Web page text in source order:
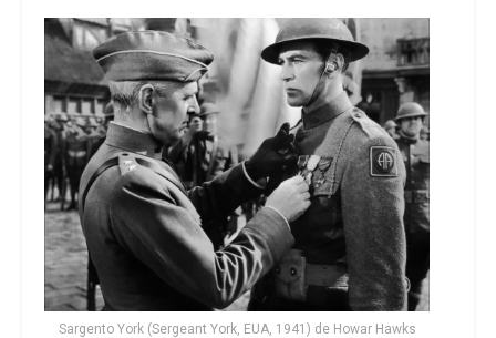
Sargento York (Sergeant York, EUA, 1941) de Howar Hawks